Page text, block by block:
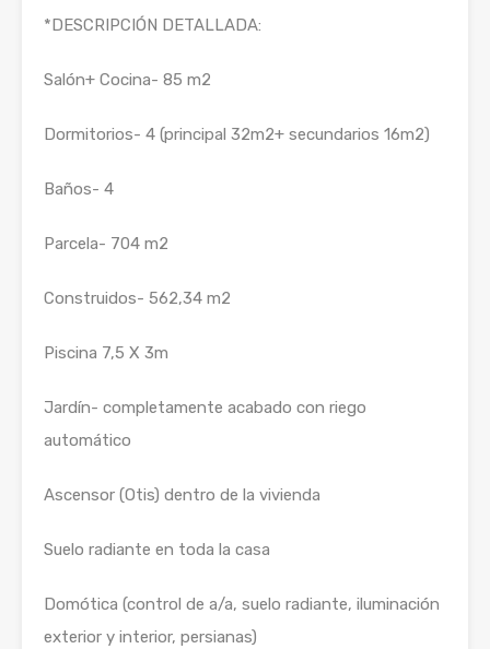
*DESCRIPCIÓN DETALLADA:
Salón+ Cocina- 85 m2
Dormitorios- 4 (principal 32m2+ secundarios 16m2)
Baños- 4
Parcela- 704 m2
Construidos- 562,34 m2
Piscina 7,5 X 3m
Jardín- completamente acabado con riego
automático
Ascensor (Otis) dentro de la vivienda
Suelo radiante en toda la casa
Domótica (control de a/a, suelo radiante, iluminación
exterior y interior, persianas)